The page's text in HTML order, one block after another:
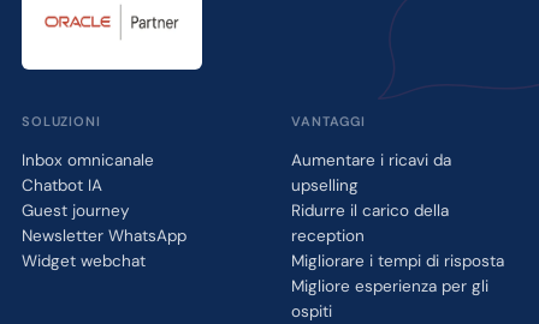
SOLUZIONI
Inbox omnicanale
Chatbot IA
Guest journey
Newsletter WhatsApp
Widget webchat
VANTAGGI
Aumentare i ricavi da
upselling
Ridurre il carico della
reception
Migliorare i tempi di risposta
Migliore esperienza per gli
ospiti